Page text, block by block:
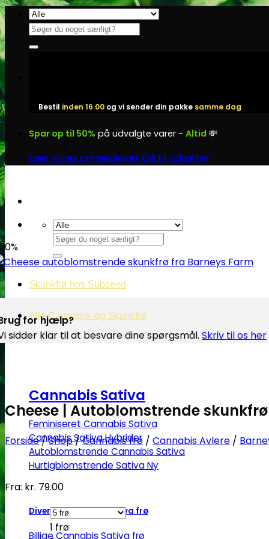
Fortsæt
indhold
Søg
efter:
Bestil inden 16.00 og vi sender din pakke samme dag
Spar op til 50% på udvalgte varer - Altid 💸
Læs vores anmeldelserGå til rabatter
Søg
efter:
Skunkfrø hos Subseed
Alle Cannabis -og Skunkfrø
Cannabis Sativa
Feminiseret Cannabis Sativa
Cannabis Sativa Hybrider
Autoblomstrende Cannabis Sativa
Hurtigblomstrende Sativa
Diverse Cannabis Sativa frø
Billige Cannabis Sativa frø
for hjælp?
sidder klar til at besvare dine spørgsmål. Skriv til os her
Cheese | Autoblomstrende
Forside/Shop/Cannabis frø / Cannabis Avlere /
Fra: kr. 79.00
1 frø